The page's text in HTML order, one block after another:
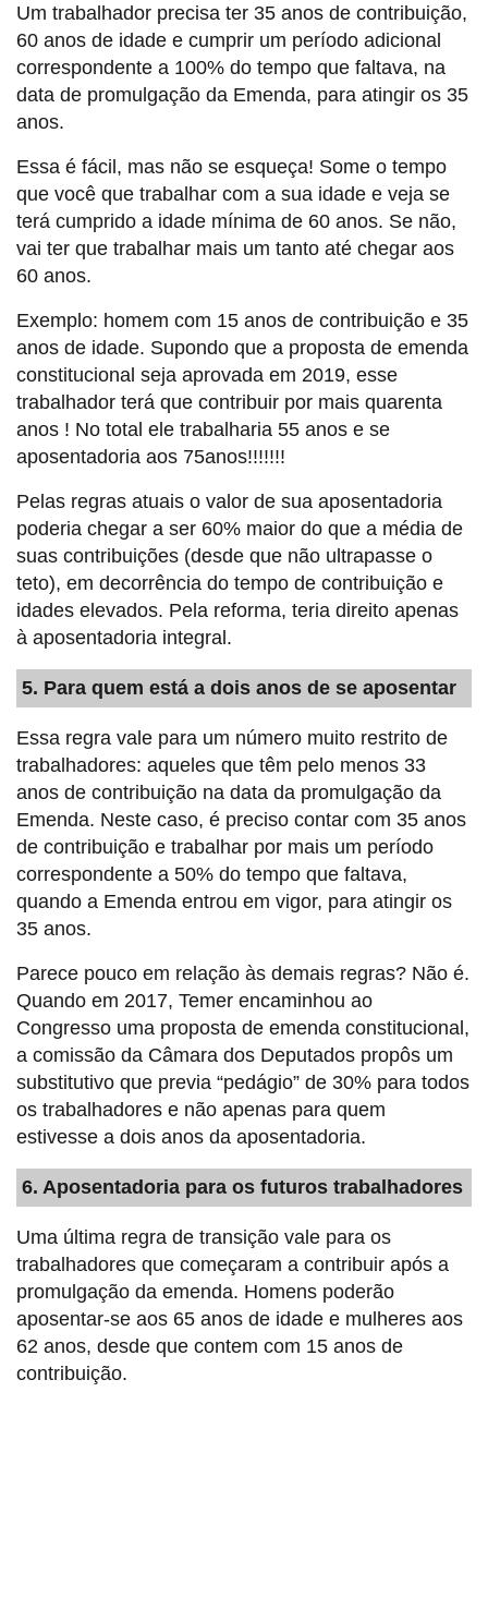
Um trabalhador precisa ter 35 anos de contribuição,
60 anos de idade e cumprir um período adicional
correspondente a 100% do tempo que faltava, na
data de promulgação da Emenda, para atingir os 35
anos.
Essa é fácil, mas não se esqueça! Some o tempo
que você que trabalhar com a sua idade e veja se
terá cumprido a idade mínima de 60 anos. Se não,
vai ter que trabalhar mais um tanto até chegar aos
60 anos.
Exemplo: homem com 15 anos de contribuição e 35
anos de idade. Supondo que a proposta de emenda
constitucional seja aprovada em 2019, esse
trabalhador terá que contribuir por mais quarenta
anos ! No total ele trabalharia 55 anos e se
aposentadoria aos 75anos!!!!!!!
Pelas regras atuais o valor de sua aposentadoria
poderia chegar a ser 60% maior do que a média de
suas contribuições (desde que não ultrapasse o
teto), em decorrência do tempo de contribuição e
idades elevados. Pela reforma, teria direito apenas
à aposentadoria integral.
5. Para quem está a dois anos de se aposentar
Essa regra vale para um número muito restrito de
trabalhadores: aqueles que têm pelo menos 33
anos de contribuição na data da promulgação da
Emenda. Neste caso, é preciso contar com 35 anos
de contribuição e trabalhar por mais um período
correspondente a 50% do tempo que faltava,
quando a Emenda entrou em vigor, para atingir os
35 anos.
Parece pouco em relação às demais regras? Não é.
Quando em 2017, Temer encaminhou ao
Congresso uma proposta de emenda constitucional,
a comissão da Câmara dos Deputados propôs um
substitutivo que previa “pedágio” de 30% para todos
os trabalhadores e não apenas para quem
estivesse a dois anos da aposentadoria.
6. Aposentadoria para os futuros trabalhadores
Uma última regra de transição vale para os
trabalhadores que começaram a contribuir após a
promulgação da emenda. Homens poderão
aposentar-se aos 65 anos de idade e mulheres aos
62 anos, desde que contem com 15 anos de
contribuição.